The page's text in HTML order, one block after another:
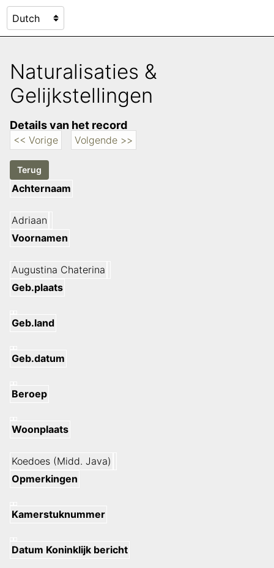
Naturalisaties &
Gelijkstellingen
Details van het record
<< Vorige Volgende >>
Achternaam
Adriaan
Voornamen
Augustina Chaterina
Geb.plaats
Geb.land
Geb.datum
Beroep
Woonplaats
Koedoes (Midd. Java)
Opmerkingen
Kamerstuknummer
Datum Koninklijk bericht